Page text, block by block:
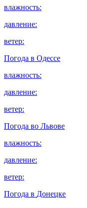
влажность:
давление:
ветер:
Погода в Одессе
влажность:
давление:
ветер:
Погода во Львове
влажность:
давление:
ветер:
Погода в Донецке